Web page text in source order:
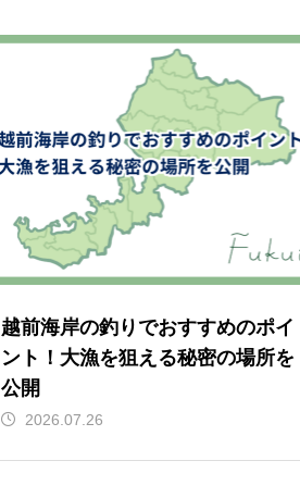
越前海岸の釣りでおすすめのポイ
ント！大漁を狙える秘密の場所を
公開
2026.07.26